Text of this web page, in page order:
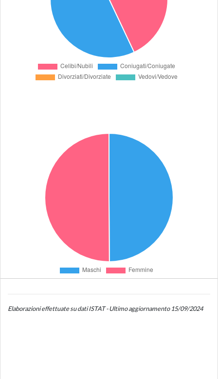
Elaborazioni effettuate su dati ISTAT - Ultimo aggiornamento 15/09/2024